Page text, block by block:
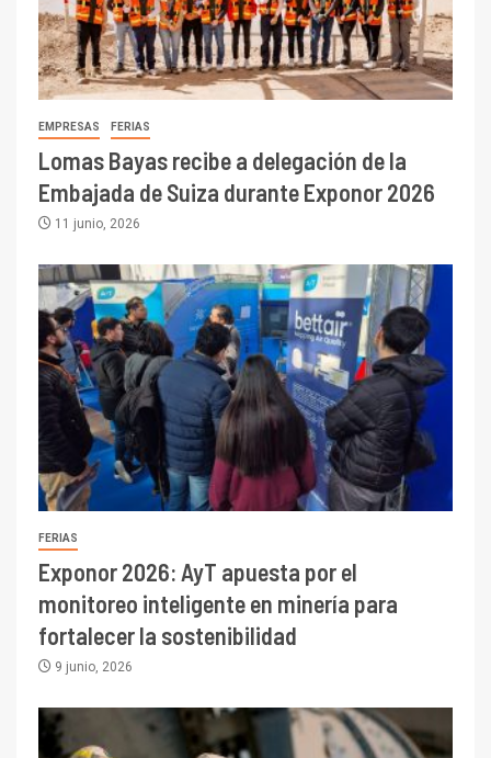
EMPRESAS FERIAS
Lomas Bayas recibe a delegación de la
Embajada de Suiza durante Exponor 2026
11 junio, 2026
FERIAS
Exponor 2026: AyT apuesta por el
monitoreo inteligente en minería para
fortalecer la sostenibilidad
9 junio, 2026